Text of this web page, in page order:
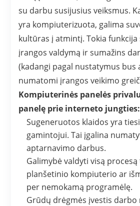
su darbu susijusius veiksmus.
yra kompiuterizuota, galima
kultūras į atmintį. Tokia
įrangos valdymą ir sumažins
(kadangi pagal nustatymus bus
numatomi įrangos veikimo
Kompiuterinės panelės
panelę prie interneto jungties:
Sugeneruotos klaidos yra
gamintojui. Tai įgalina
aptarnavimo darbus.
Galimybė valdyti visą
planšetinio kompiuterio ar
per nemokamą programėlę.
Grūdų drėgmės įvestis darbo